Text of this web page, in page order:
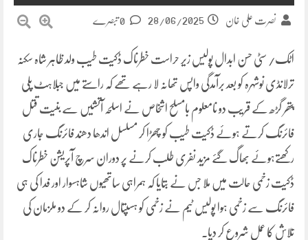
نصرت علی خان 28/06/2025
اٹک/ سٹی حسن ابدال پولیس زیر حراست خطرناک ڈکیت طیب ولد ظاہر شاہ سکنہ
ترلانڈی نوشہرہ کو بعد برآمدگی واپس تھانہ لا رہے تھے کہ راستے میں جبلاہٹ پلی
پتھر گڑھ کے قریب دو نامعلوم بامسلح اشخاص نے اسلحہ آتشیں سے بنیت قتل
فائرنگ کرتے ہوئے ڈکیت طیب کو چھڑا کر مسلسل اندھا دھند فائرنگ جاری
رکھتےہوئے بھاگ گئے مزید نفری طلب کرنے پر دوران سرچ آپریشن خطرناک
ڈکیت زخمی حالت میں ملا جس نے بتایا کہ ہمراہی ساتھیوں شاہسوار اور فدا کی ہی
فائرنگ سے زخمی ہوا پولیس ٹیم نے زخمی کو ہسپتال روانہ کر کے دو ملزمان کی
تلاش کا عمل شروع کر دیا۔